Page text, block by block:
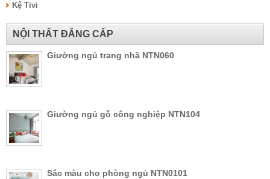
Kệ Tivi
NỘI THẤT ĐẲNG CẤP
Giường ngủ trang nhã NTN060
Giường ngủ gỗ công nghiệp NTN104
Sắc màu cho phòng ngủ NTN0101